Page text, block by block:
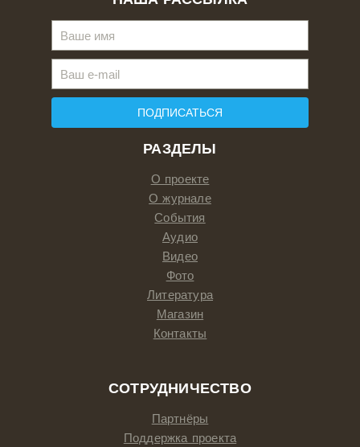
РАЗДЕЛЫ
О проекте
О журнале
События
Аудио
Видео
Фото
Литература
Магазин
Контакты
СОТРУДНИЧЕСТВО
Партнёры
Поддержка проекта
ПОДПИСАТЬСЯ